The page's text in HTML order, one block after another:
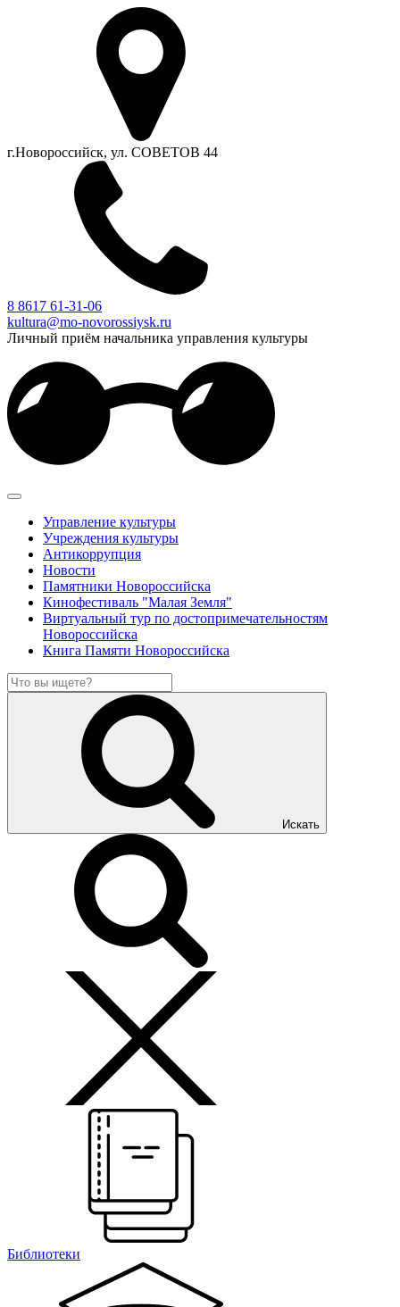
г.Новороссийск, ул. СОВЕТОВ 44
8 8617 61-31-06
kultura@mo-novorossiysk.ru
Личный приём начальника управления культуры
Управление культуры
Учреждения культуры
Антикоррупция
Новости
Памятники Новороссийска
Кинофестиваль "Малая Земля"
Виртуальный тур по достопримечательностям
Новороссийска
Книга Памяти Новороссийска
Искать
Библиотеки